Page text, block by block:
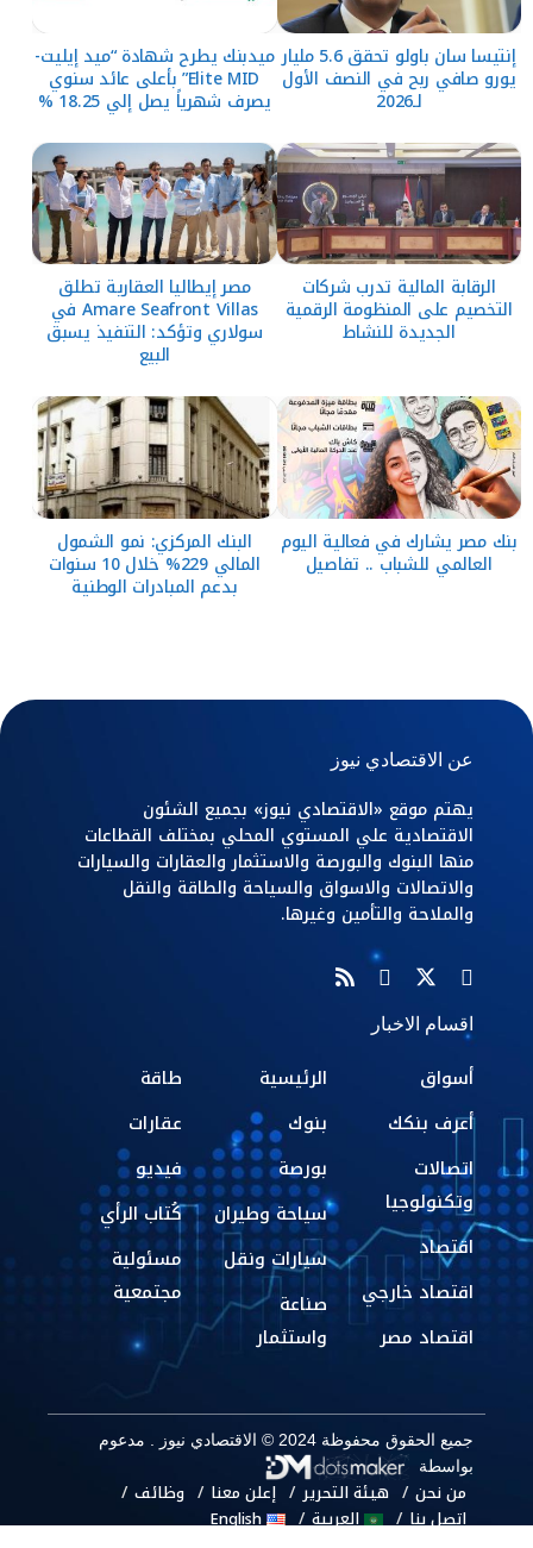
إنتيسا سان باولو تحقق 5.6 مليار
يورو صافي ربح في النصف الأول
لـ2026
ميدبنك يطرح شهادة “ميد إيليت-
Elite MID” بأعلى عائد سنوي
يصرف شهرياً يصل إلي 18.25 %
الرقابة المالية تدرب شركات
التخصيم على المنظومة الرقمية
الجديدة للنشاط
مصر إيطاليا العقارية تطلق
Amare Seafront Villas في
سولاري وتؤكد: التنفيذ يسبق
البيع
بنك مصر يشارك في فعالية اليوم
العالمي للشباب .. تفاصيل
البنك المركزي: نمو الشمول
المالي 229% خلال 10 سنوات
بدعم المبادرات الوطنية
عن الاقتصادي نيوز
يهتم موقع «الاقتصادي نيوز» بجميع الشئون
الاقتصادية علي المستوي المحلي بمختلف القطاعات
منها البنوك والبورصة والاستثمار والعقارات والسيارات
والاتصالات والاسواق والسياحة والطاقة والنقل
والملاحة والتأمين وغيرها.
اقسام الاخبار
أسواق
أعرف بنكك
اتصالات
وتكنولوجيا
اقتصاد
اقتصاد خارجي
اقتصاد مصر
الرئيسية
بنوك
بورصة
سياحة وطيران
سيارات ونقل
صناعة
واستثمار
طاقة
عقارات
فيديو
كُتاب الرأي
مسئولية
مجتمعية
جميع الحقوق محفوظة 2024 © الاقتصادي نيوز . مدعوم
بواسطة
من نحن هيئة التحرير إعلن معنا
وظائف
اتصل بنا
العربية English